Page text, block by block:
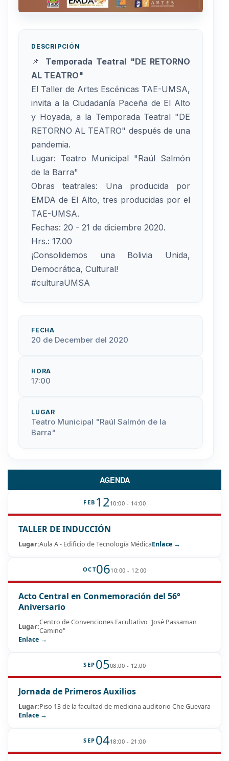
DESCRIPCIÓN
📌 Temporada Teatral "DE RETORNO
AL TEATRO"
El Taller de Artes Escénicas TAE-UMSA,
invita a la Ciudadanía Paceña de El Alto
y Hoyada, a la Temporada Teatral "DE
RETORNO AL TEATRO" después de una
pandemia.
Lugar: Teatro Municipal "Raúl Salmón
de la Barra"
Obras teatrales: Una producida por
EMDA de El Alto, tres producidas por el
TAE-UMSA.
Fechas: 20 - 21 de diciembre 2020.
Hrs.: 17.00
¡Consolidemos una Bolivia Unida,
Democrática, Cultural!
#culturaUMSA
FECHA
20 de December del 2020
HORA
17:00
LUGAR
Teatro Municipal "Raúl Salmón de la
Barra"
AGENDA
FEB 1210:00 - 14:00
TALLER DE INDUCCIÓN
Lugar:Aula A - Edificio de Tecnología MédicaEnlace →
OCT0610:00 - 12:00
Acto Central en Conmemoración del 56°
Aniversario
Lugar:Centro de Convenciones Facultativo "José Passaman
Camino"
Enlace →
SEP 0508:00 - 12:00
Jornada de Primeros Auxilios
Lugar:Piso 13 de la facultad de medicina auditorio Che Guevara
Enlace →
SEP 0418:00 - 21:00